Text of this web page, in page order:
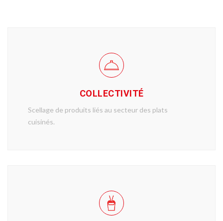
COLLECTIVITÉ
Scellage de produits liés au secteur des plats
cuisinés.